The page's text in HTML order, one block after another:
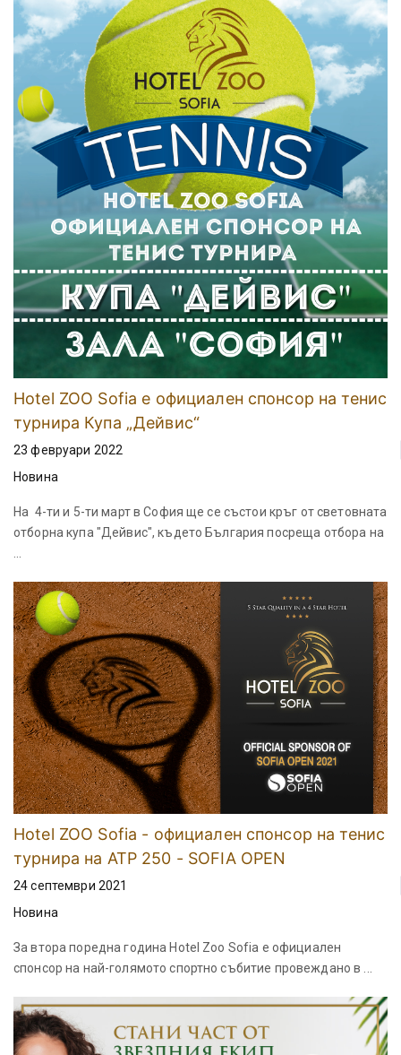
Hotel ZOO Sofia е официален спонсор на тенис
турнира Купа „Дейвис“
23 февруари 2022
Новина
На 4-ти и 5-ти март в София ще се състои кръг от световната
отборна купа "Дейвис", където България посреща отбора на
...
Hotel ZOO Sofia - официален спонсор на тенис
турнира на ATP 250 - SOFIA OPEN
24 септември 2021
Новина
За втора поредна година Hotel Zoo Sofia е официален
спонсор на най-голямото спортно събитие провеждано в ...